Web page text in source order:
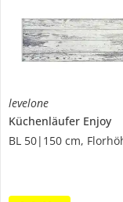
levelone
Küchenläufer Enjoy